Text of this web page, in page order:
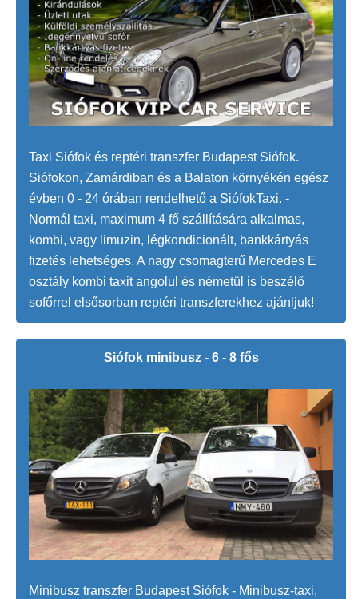
Taxi Siófok és reptéri transzfer Budapest Siófok.
Siófokon, Zamárdiban és a Balaton környékén egész
évben 0 - 24 órában rendelhető a SiófokTaxi. -
Normál taxi, maximum 4 fő szállítására alkalmas,
kombi, vagy limuzin, légkondicionált, bankkártyás
fizetés lehetséges. A nagy csomagterű Mercedes E
osztály kombi taxit angolul és németül is beszélő
sofőrrel elsősorban reptéri transzferekhez ajánljuk!
Siófok minibusz - 6 - 8 fős
Minibusz transzfer Budapest Siófok - Minibusz-taxi,